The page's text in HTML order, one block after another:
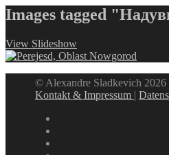
Images tagged
View Slideshow
© Alexandre Sladkevich 2026
Kontakt & Impressum |